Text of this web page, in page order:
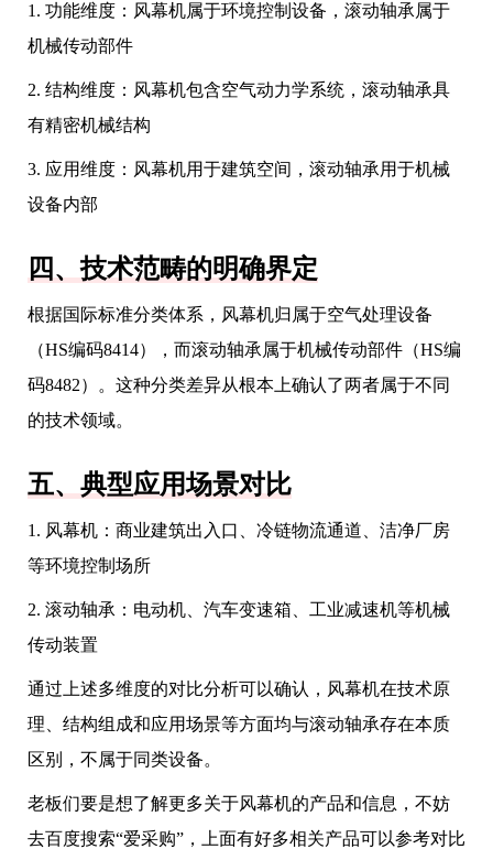
1. 功能维度：风幕机属于环境控制设备，滚动轴承属于
机械传动部件
2. 结构维度：风幕机包含空气动力学系统，滚动轴承具
有精密机械结构
3. 应用维度：风幕机用于建筑空间，滚动轴承用于机械
设备内部
四、技术范畴的明确界定
根据国际标准分类体系，风幕机归属于空气处理设备
（HS编码8414），而滚动轴承属于机械传动部件（HS编
码8482）。这种分类差异从根本上确认了两者属于不同
的技术领域。
五、典型应用场景对比
1. 风幕机：商业建筑出入口、冷链物流通道、洁净厂房
等环境控制场所
2. 滚动轴承：电动机、汽车变速箱、工业减速机等机械
传动装置
通过上述多维度的对比分析可以确认，风幕机在技术原
理、结构组成和应用场景等方面均与滚动轴承存在本质
区别，不属于同类设备。
老板们要是想了解更多关于风幕机的产品和信息，不妨
去百度搜索“爱采购”，上面有好多相关产品可以参考对比